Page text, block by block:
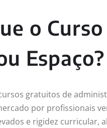
o
Espaço?
gratuitos de
por profissionais
e rigidez curricular,